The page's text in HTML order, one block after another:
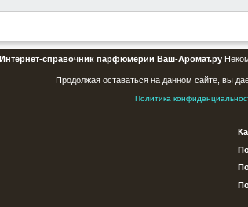
Интернет-справочник парфюмерии Ваш-Аромат.ру
Продолжая оставаться на данном сайте, вы
Политика